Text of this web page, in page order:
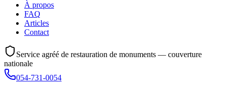
À propos
FAQ
Articles
Contact
Service agréé de restauration de monuments — couverture
nationale
054-731-0054